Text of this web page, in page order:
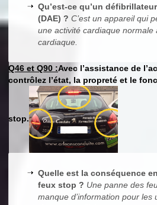
Qu’est-ce qu’un
(DAE) ? C’est un appareil qui
une activité cardiaque normale
cardiaque.
Q46 et Q90 :Avec l’assistance de
contrôlez l’état, la propreté et le
stop.
Quelle est la conséquence
feux stop ? Une panne des
manque d’information pour les